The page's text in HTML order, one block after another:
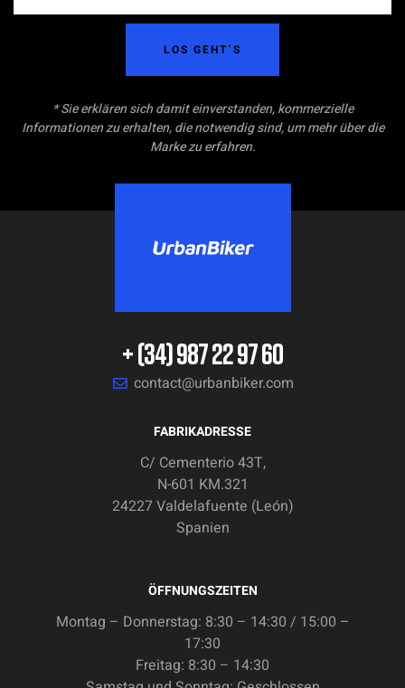
LOS GEHT´S
* Sie erklären sich damit einverstanden, kommerzielle
Informationen zu erhalten, die notwendig sind, um mehr über die
Marke zu erfahren.
+ (34) 987 22 97 60
contact@urbanbiker.com
FABRIKADRESSE
C/ Cementerio 43T,
N-601 KM.321
24227 Valdelafuente (León)
Spanien
ÖFFNUNGSZEITEN
Montag – Donnerstag: 8:30 – 14:30 / 15:00 –
17:30
Freitag: 8:30 – 14:30